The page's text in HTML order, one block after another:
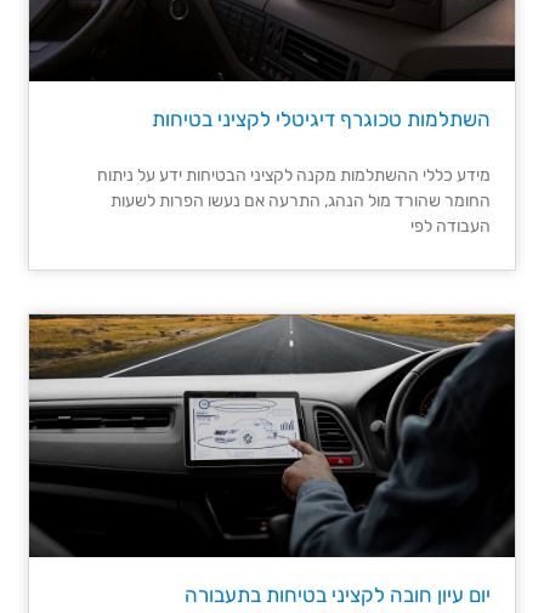
השתלמות טכוגרף דיגיטלי לקציני בטיחות
מידע כללי​ ההשתלמות מקנה לקציני הבטיחות ידע על ניתוח
החומר שהורד מול הנהג, התרעה אם נעשו הפרות לשעות
העבודה לפי
יום עיון חובה לקציני בטיחות בתעבורה